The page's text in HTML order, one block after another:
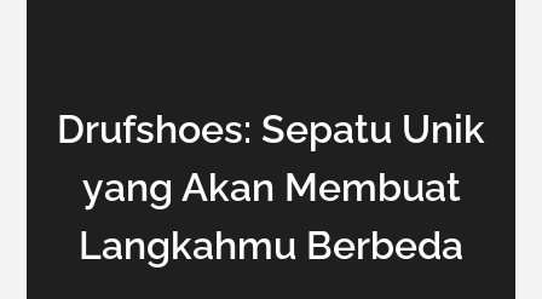
Drufshoes: Sepatu Unik
yang Akan Membuat
Langkahmu Berbeda